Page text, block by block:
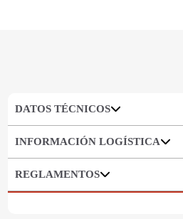
DATOS TÉCNICOS
INFORMACIÓN LOGÍSTICA
REGLAMENTOS